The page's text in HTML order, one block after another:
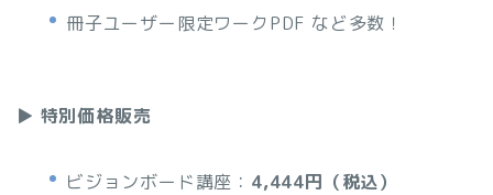
冊子ユーザー限定ワークPDF など多数！
▶ 特別価格販売
ビジョンボード講座： 4,444円（税込）